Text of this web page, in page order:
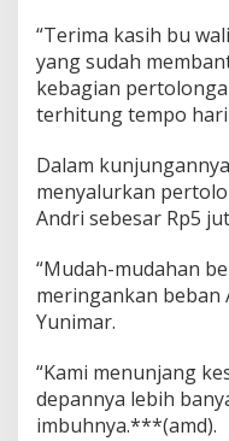
“Terima kasih bu
yang sudah
kebagian
terhitung tempo hari
Dalam
menyalurkan
Andri sebesar Rp5
“Mudah-mudahan
meringankan beban
Yunimar.
“Kami menunjang
depannya lebih
imbuhnya.***(amd).